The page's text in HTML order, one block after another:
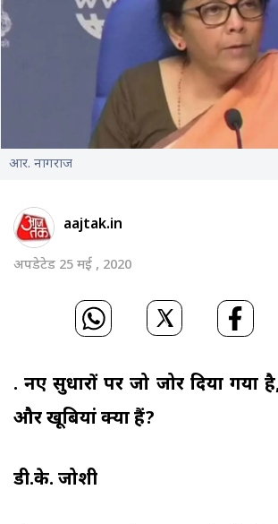
आर. नागराज
aajtak.in
अपडेटेड 25 मई , 2020
प्र. नए सुधारों पर जो जोर दिया
और खूबियां क्या हैं?
डी.के. जोशी